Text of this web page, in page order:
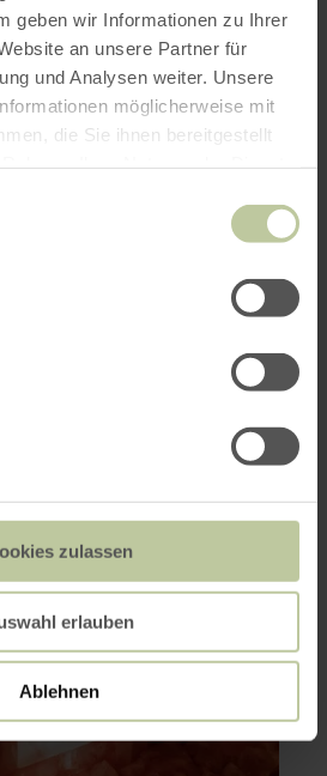
geben wir Informationen zu Ihrer
an unsere Partner für
und Analysen weiter. Unsere
möglicherweise mit
die Sie ihnen bereitgestellt
zulassen
erlauben
Ablehnen